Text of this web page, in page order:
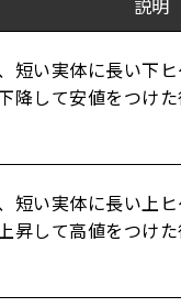
説明
短い実体に長い下ヒ
降して安値をつけ
短い実体に長い上ヒ
昇して高値をつけ